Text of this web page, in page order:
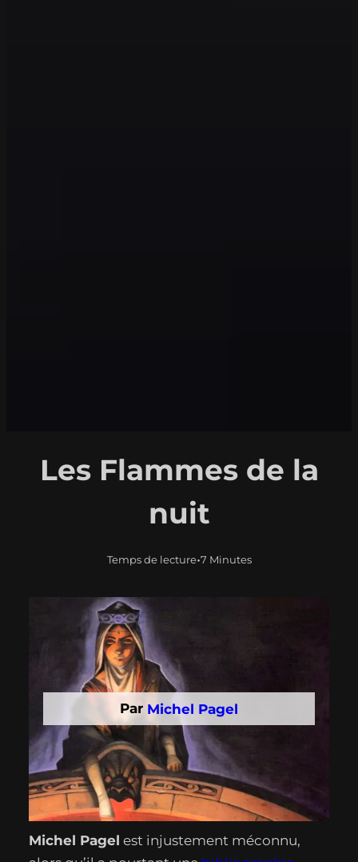
Les Flammes de la
nuit
Temps de lecture•7 Minutes
Par Michel Pagel
Michel Pagel est injustement méconnu,